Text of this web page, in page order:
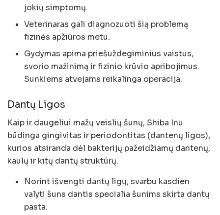
jokių simptomų.
Veterinaras gali diagnozuoti šią problemą
fizinės apžiūros metu.
Gydymas apima priešuždegiminius vaistus,
svorio mažinimą ir fizinio krūvio apribojimus.
Sunkiems atvejams reikalinga operacija.
Dantų Ligos
Kaip ir daugeliui mažų veislių šunų, Shiba Inu
būdinga gingivitas ir periodontitas (dantenų ligos),
kurios atsiranda dėl bakterijų pažeidžiamų dantenų,
kaulų ir kitų dantų struktūrų.
Norint išvengti dantų ligų, svarbu kasdien
valyti šuns dantis specialia šunims skirta dantų
pasta.